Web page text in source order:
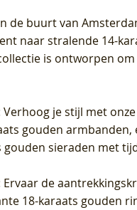
Lab Diamonds
S - Geelgoud (14k)
Diamant
Lab Diamonds Ring
(14k) met Lab grown
Lab Diamonds Ring
(14k) met Lab grown
de buurt van
naar stralende 14-
is ontworpen
Verhoog je stijl met
gouden
sieraden met
Ervaar de
18-karaats gouden